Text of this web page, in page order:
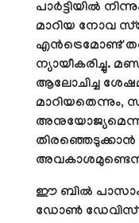
പാർട്ടിയിൽ
മാറിയ നോവ
എൻട്രെമോണ്ട്
ന്യായീകരിച്ചു.
ആലോചിച്ച
മാറിയതെന്നും,
അനുയോജ്യമെന്ന്
ഈ ബിൽ
ഡോൺ ഡേവിസ്